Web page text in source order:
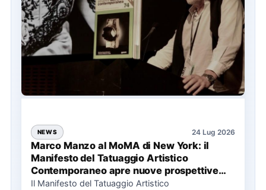
NEWS 24 Lug 2026
Marco Manzo al MoMA di New York: il
Manifesto del Tatuaggio Artistico
Contemporaneo apre nuove prospettive
per il collezionismo
Il Manifesto del Tatuaggio Artistico